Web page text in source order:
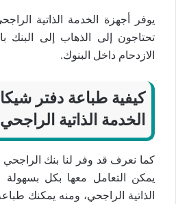
يوفر أجهزة الخدمة الذاتية
تحتاجون إلى الذهاب إلى البنك
الازدحام داخل البنوك.
كيفية طباعة دفتر
الخدمة الذاتية الراجحي
كما نعرف قد وفر لنا بنك الراجحي
يمكن التعامل معها بكل
الذاتية الراجحي، ومنه يمكنك